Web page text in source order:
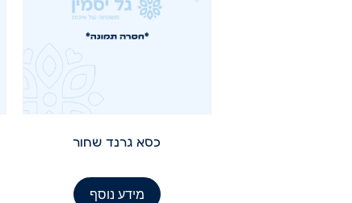
כסא גרנד שחור
מידע נוסף